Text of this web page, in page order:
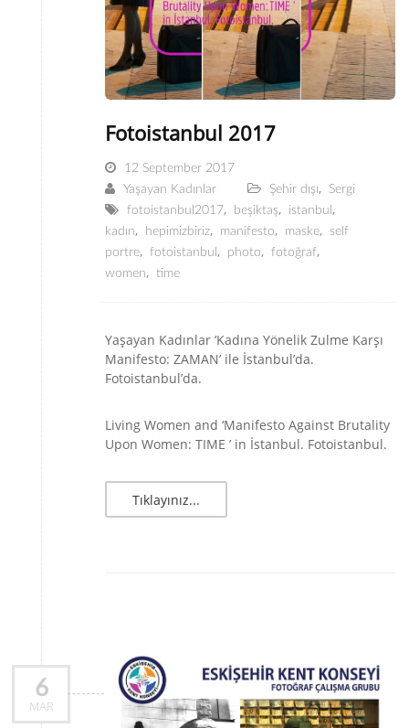
Fotoistanbul 2017
12 September 2017
Yaşayan Kadınlar
Şehir dışı,
Sergi
fotoistanbul2017, beşiktaş, istanbul ,
kadın, hepimizbiriz, manifesto, maske,
self
portre, fotoistanbul , photo, fotoğraf,
women, time
Yaşayan Kadınlar ‘Kadına Yönelik Zulme Karşı
Manifesto: ZAMAN’ ile İstanbul’da.
Fotoistanbul’da.
Living Women and ‘Manifesto Against Brutality
Upon Women: TIME ’ in İstanbul. Fotoistanbul.
Tıklayınız...
6
MAR